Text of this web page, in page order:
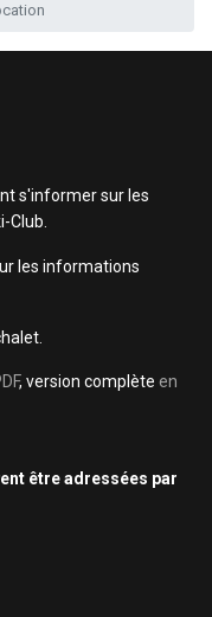
s'informer sur les
Club.
les informations
, version complète en
être adressées par